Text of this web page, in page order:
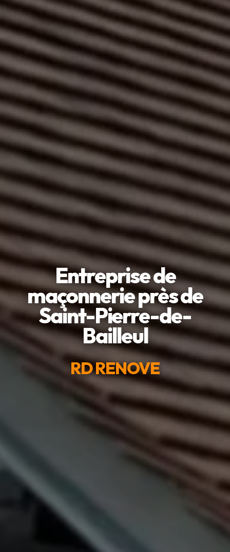
Entreprise de
maçonnerie près de
Saint-Pierre-de-
Bailleul
RD RENOVE